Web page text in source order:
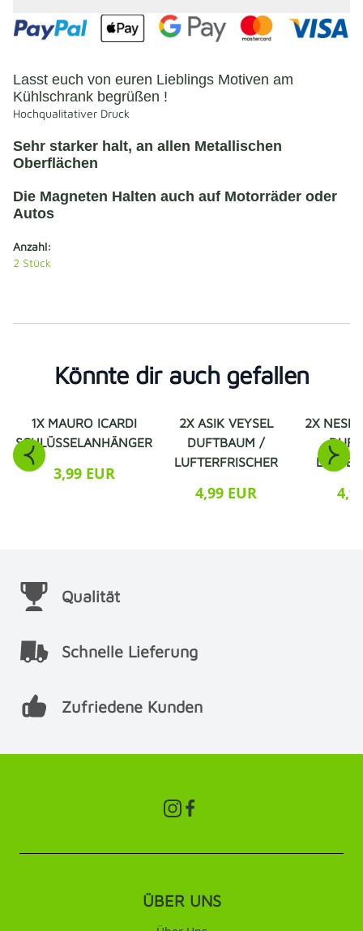
Lasst euch von euren Lieblings Motiven am
Kühlschrank begrüßen !
Hochqualitativer Druck
Sehr starker halt, an allen Metallischen
Oberflächen
Die Magneten Halten auch auf Motorräder oder
Autos
Anzahl:
2 Stück
Könnte dir auch gefallen
1X MAURO ICARDI
SCHLÜSSELANHÄNGER
3,99 EUR
2X ASIK VEYSEL
DUFTBAUM /
LUFTERFRISCHER
4,99 EUR
2X
Qualität
Schnelle Lieferung
Zufriedene Kunden
ÜBER UNS